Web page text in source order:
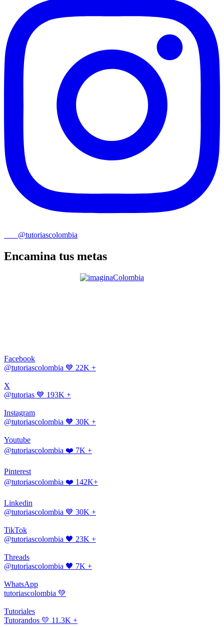
@tutoriascolombia
Encamina tus metas
Facebook
@tutoriascolombia 💙 22K +
X
@tutorias 💙 193K +
Instagram
@tutoriascolombia 🧡 30K +
Youtube
@tutoriascolombia ❤️ 7K +
Pinterest
@tutoriascolombia ❤️ 142K+
Linkedin
@tutoriascolombia 💙 30K +
TikTok
@tutoriascolombia 🖤 23K +
Threads
@tutoriascolombia 🖤 7K +
WhatsApp
tutoriascolombia 💚
Tutoriales
Tutorandos 💛 11.3K +